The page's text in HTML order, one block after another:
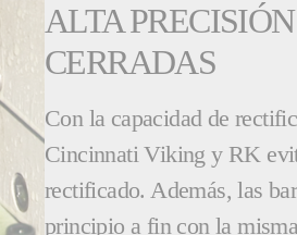
ALTA
CERRADAS
Con la capacidad de
Cincinnati Viking y RK
rectificado. Además, las
principio a fin con la